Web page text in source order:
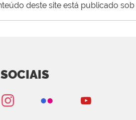
deste site está publicado sob